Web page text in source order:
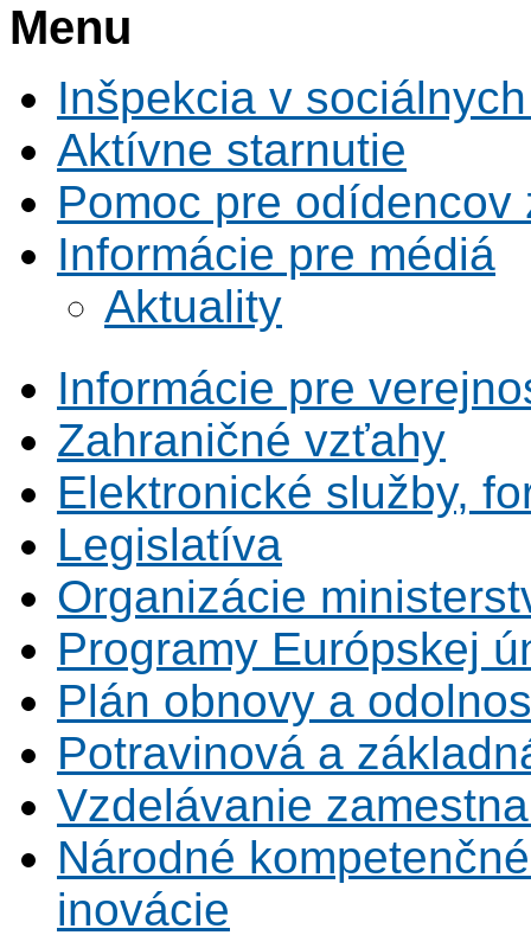
Menu
Inšpekcia v
Aktívne starnutie
Pomoc pre odídencov
Informácie pre médiá
Aktuality
Informácie pre
Zahraničné vzťahy
Elektronické služby,
Legislatíva
Organizácie
Programy Európskej
Plán obnovy a
Potravinová a
Vzdelávanie
Národné
inovácie